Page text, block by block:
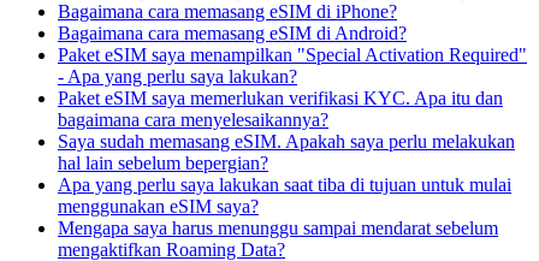
Bagaimana cara memasang eSIM di iPhone?
Bagaimana cara memasang eSIM di Android?
Paket eSIM saya menampilkan "Special Activation Required"
- Apa yang perlu saya lakukan?
Paket eSIM saya memerlukan verifikasi KYC. Apa itu dan
bagaimana cara menyelesaikannya?
Saya sudah memasang eSIM. Apakah saya perlu melakukan
hal lain sebelum bepergian?
Apa yang perlu saya lakukan saat tiba di tujuan untuk mulai
menggunakan eSIM saya?
Mengapa saya harus menunggu sampai mendarat sebelum
mengaktifkan Roaming Data?